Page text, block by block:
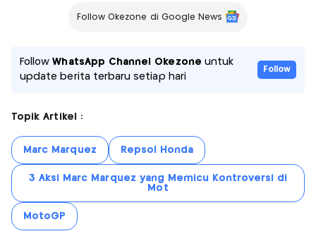
Follow Okezone di Google News
FollowWhatsApp Channel Okezone untuk
update berita terbaru setiap hari
Follow
Topik Artikel :
Marc Marquez Repsol Honda
3 Aksi Marc Marquez yang Memicu Kontroversi di
Mot
MotoGP